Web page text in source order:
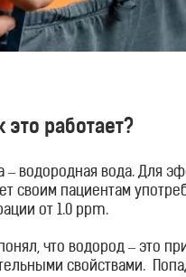
это работает?
водородная вода. Для
своим пациентам
от 1.0 ppm.
что водород – это
свойствами.